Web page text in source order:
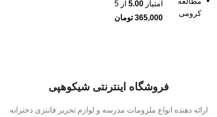
امتیاز 5.00 از 5
365,000 تومان
فروشگاه اینترنتی شیکوهپی
ارائه دهنده انواع ملزومات مدرسه و لوازم تحریر فانتزی دخترانه